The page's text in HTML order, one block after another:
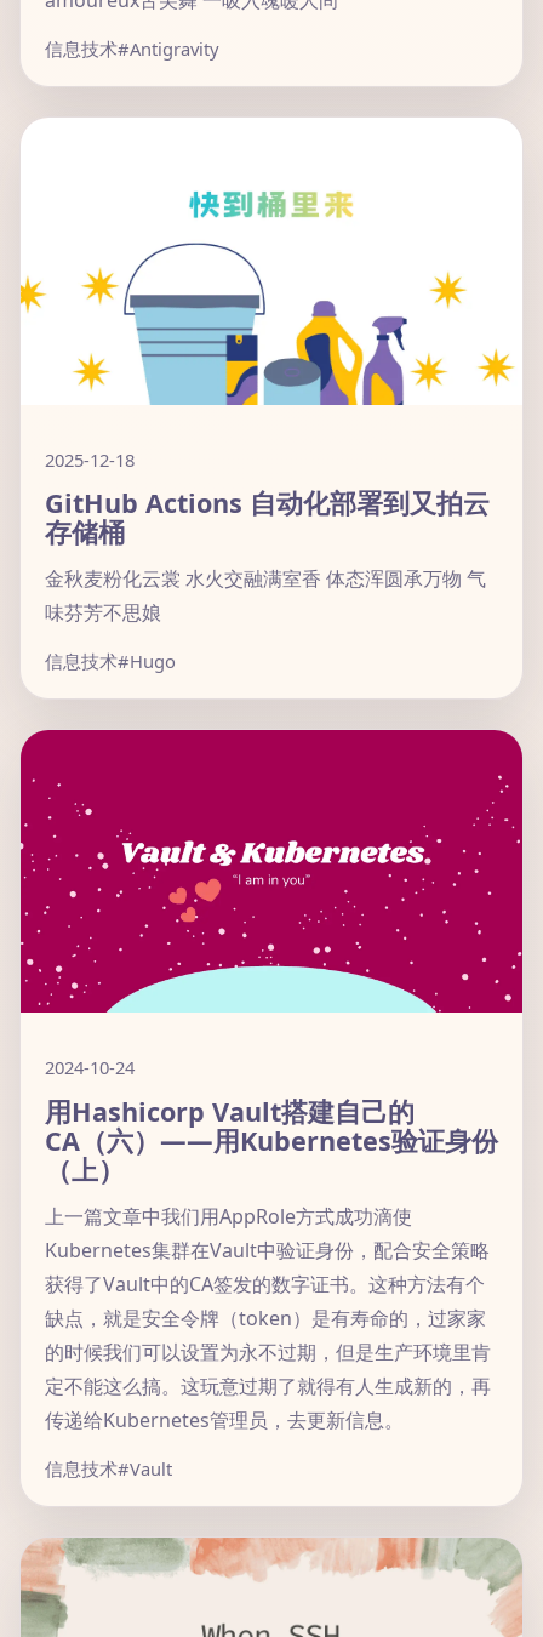
信息技术#Antigravity
2025-12-18
GitHub Actions 自动化部署到又拍云
存储桶
金秋麦粉化云裳 水火交融满室香 体态浑圆承万物 气
味芬芳不思娘
信息技术#Hugo
2024-10-24
用Hashicorp Vault搭建自己的
CA（六）——用Kubernetes验证身份
（上）
上一篇文章中我们用AppRole方式成功滴使
Kubernetes集群在Vault中验证身份，配合安全策略
获得了Vault中的CA签发的数字证书。这种方法有个
缺点，就是安全令牌（token）是有寿命的，过家家
的时候我们可以设置为永不过期，但是生产环境里肯
定不能这么搞。这玩意过期了就得有人生成新的，再
传递给Kubernetes管理员，去更新信息。
信息技术#Vault